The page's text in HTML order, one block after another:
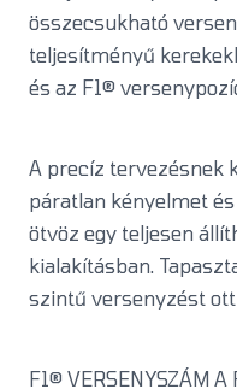
összecsukható
teljesítményű
és az F1®
A precíz tervezésnek
páratlan kényelmet
ötvöz egy teljesen
kialakításban.
szintű versenyzést
F1® VERSENYSZÁM